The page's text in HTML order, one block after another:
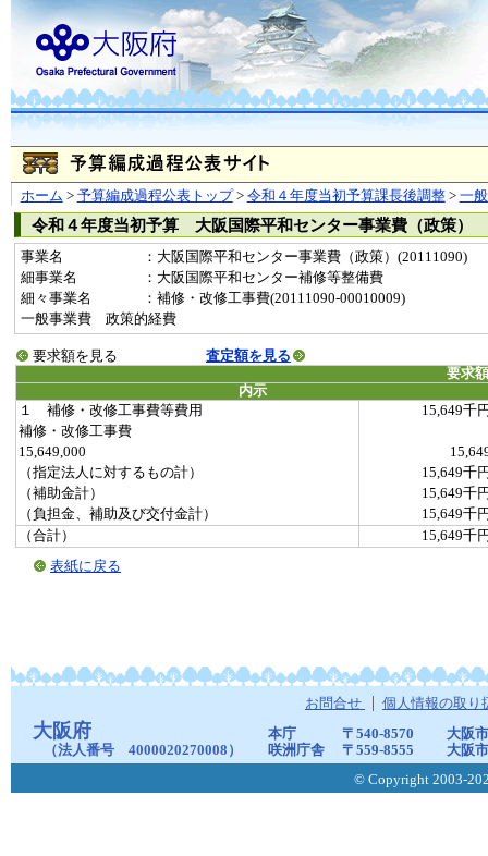
ホーム > 予算編成過程公表トップ> 令和４年度当初予算課長後調整> 一
令和４年度当初予算 大阪国際平和センター事業費（政策）
事業名
：大阪国際平和センター事業費（政策）(20111090)
細事業名
：大阪国際平和センター補修等整備費
細々事業名
：補修・改修工事費(20111090-00010009)
一般事業費 政策的経費
要求額を見る
査定額を見る
要求
内示
１ 補修・改修工事費等費用
15,649千
補修・改修工事費
15,649,000
（指定法人に対するもの計）
15,649千
（補助金計）
15,649千
（負担金、補助及び交付金計）
15,649千
（合計）
15,649千
表紙に戻る
お問合せ 個人情報の取り
大阪府
（法人番号 4000020270008）
本庁 〒540-8570
大阪
咲洲庁舎
〒559-8555
大阪
© Copyright 2003-